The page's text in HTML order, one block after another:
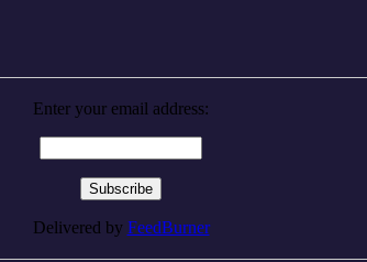
Enter your email address:
Delivered by FeedBurner